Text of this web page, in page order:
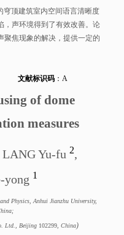
穹顶建筑室内空间语言清晰度
，声环境得到了有效改善。论
聚焦现象的解决，提供一定的
文献标识码： A
of dome
measures
LANG Yu-fu 2,
yong 1
Physics, Anhui Jianzhu University,
Ltd., Beijing 102299 , China)